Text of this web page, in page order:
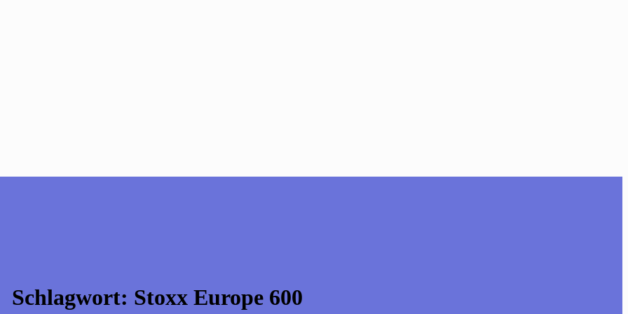
Schlagwort: Stoxx Europe 600